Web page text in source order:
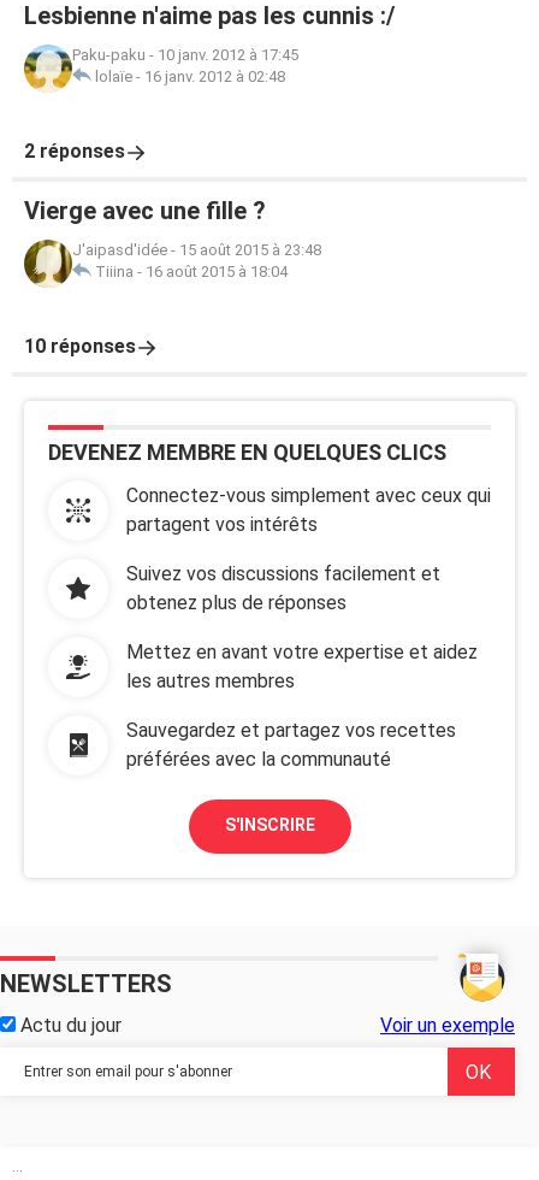
Lesbienne n'aime pas les cunnis :/
Paku-paku - 10 janv. 2012 à 17:45
lolaïe - 16 janv. 2012 à 02:48
2 réponses
Vierge avec une fille ?
J'aipasd'idée - 15 août 2015 à 23:48
Tiiina - 16 août 2015 à 18:04
10 réponses
DEVENEZ MEMBRE EN QUELQUES CLICS
Connectez-vous simplement avec ceux qui
partagent vos intérêts
Suivez vos discussions facilement et
obtenez plus de réponses
Mettez en avant votre expertise et aidez
les autres membres
Sauvegardez et partagez vos recettes
préférées avec la communauté
S'INSCRIRE
NEWSLETTERS
Actu du jour Voir un exemple
...